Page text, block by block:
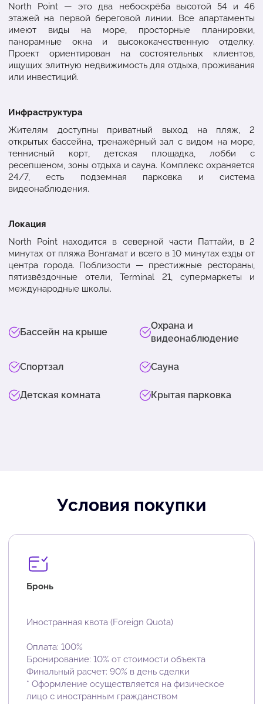
North Point — это два небоскрёба высотой 54 и 46
этажей на первой береговой линии. Все апартаменты
имеют виды на море, просторные планировки,
панорамные окна и высококачественную отделку.
Проект ориентирован на состоятельных клиентов,
ищущих элитную недвижимость для отдыха, проживания
или инвестиций.
Инфраструктура
Жителям доступны приватный выход на пляж, 2
открытых бассейна, тренажёрный зал с видом на море,
теннисный корт, детская площадка, лобби с
ресепшеном, зоны отдыха и сауна. Комплекс охраняется
24/7, есть подземная парковка и система
видеонаблюдения.
Локация
North Point находится в северной части Паттайи, в 2
минутах от пляжа Вонгамат и всего в 10 минутах езды от
центра города. Поблизости — престижные рестораны,
пятизвёздочные отели, Terminal 21, супермаркеты и
международные школы.
Бассейн на крыше
Охрана и
видеонаблюдение
Спортзал Сауна
Детская комната Крытая парковка
Условия покупки
Бронь
Иностранная квота (Foreign Quota)
Оплата: 100%
Бронирование: 10% от стоимости объекта
Финальный расчет: 90% в день сделки
* Оформление осуществляется на физическое
лицо с иностранным гражданством